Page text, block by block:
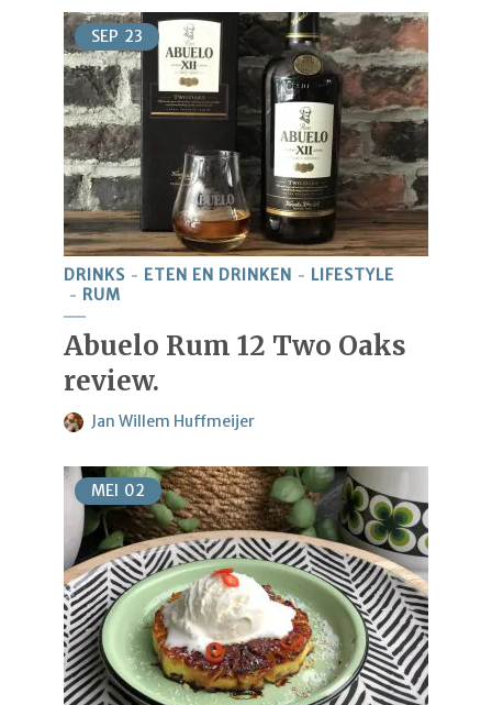
SEP 23
DRINKS ETEN EN DRINKEN
LIFESTYLE
RUM
Abuelo Rum 12 Two Oaks
review.
Jan Willem Huffmeijer
MEI 02